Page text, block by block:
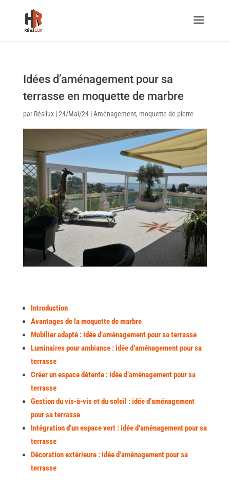
Idées d’aménagement pour sa
terrasse en moquette de marbre
par Résilux|24/Mai/24|Aménagement, moquette de pierre
Introduction
Avantages de la moquette de marbre
Mobilier adapté : idée d’aménagement pour sa terrasse
Luminaires pour ambiance : idée d’aménagement pour sa
terrasse
Créer un espace détente : idée d’aménagement pour sa
terrasse
Gestion du vis-à-vis et du soleil : idée d’aménagement
pour sa terrasse
Intégration d’un espace vert : idée d’aménagement pour sa
terrasse
Décoration extérieure : idée d’aménagement pour sa
terrasse